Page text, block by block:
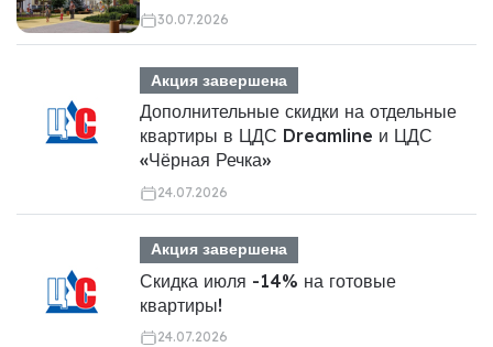
30.07.2026
Акция завершена
Дополнительные скидки на отдельные
квартиры в ЦДС Dreamline и ЦДС
«Чёрная Речка»
24.07.2026
Акция завершена
Скидка июля -14% на готовые
квартиры!
24.07.2026